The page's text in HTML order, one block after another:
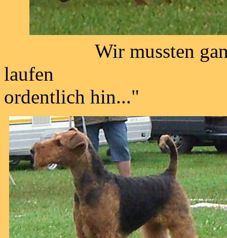
Wir mussten ganz
laufen " ja, ich
ordentlich hin..."